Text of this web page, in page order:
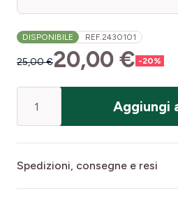
DISPONIBILE REF.2430101
25,00 € -20%
20,00 €
Aggiungi
Spedizioni, consegne e resi